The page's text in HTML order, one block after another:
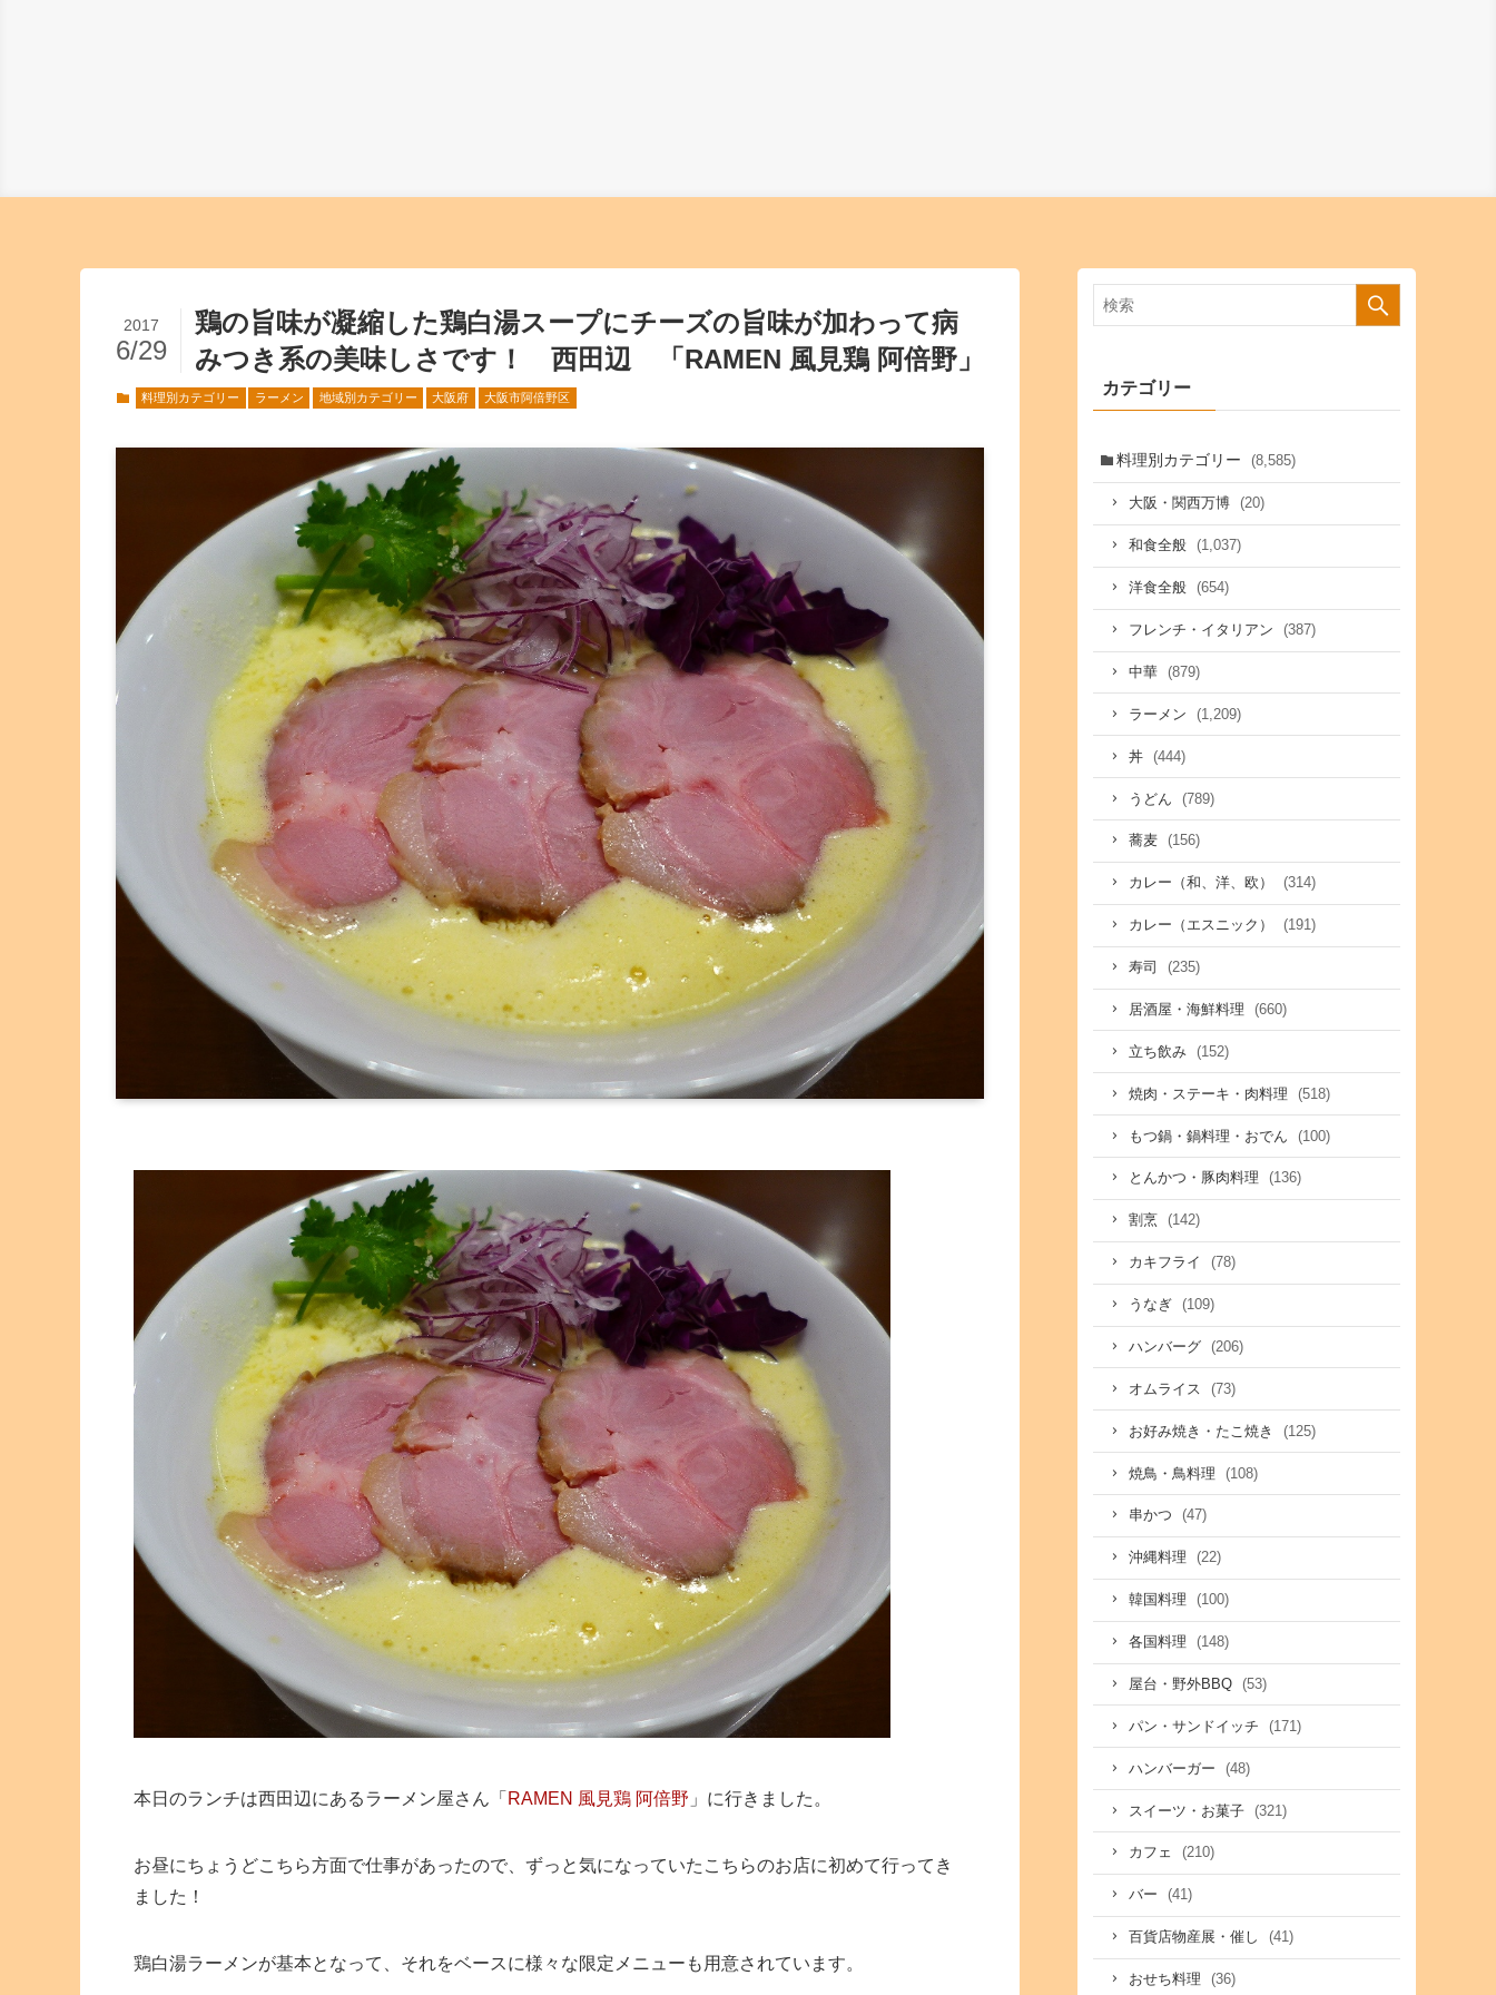
鶏の旨味が凝縮した鶏白湯スープにチーズの旨味が加わって病
みつき系の美味しさです！ 西田辺 「RAMEN 風見鶏 阿倍野」
2017
6/29
料理別カテゴリー ラーメン 地域別カテゴリー 大阪府 大阪市阿倍野区
本日のランチは西田辺にあるラーメン屋さん「 RAMEN 風見鶏 阿倍野 」に行きました。
お昼にちょうどこちら方面で仕事があったので、ずっと気になっていたこちらのお店に初めて行ってき
ました！
鶏白湯ラーメンが基本となって、それをベースに様々な限定メニューも用意されています。
カテゴリー
料理別カテゴリー (8,585)
大阪・関西万博 (20)
和食全般 (1,037)
洋食全般 (654)
フレンチ・イタリアン (387)
中華 (879)
ラーメン (1,209)
丼 (444)
うどん (789)
蕎麦 (156)
カレー（和、洋、欧） (314)
カレー（エスニック） (191)
寿司 (235)
居酒屋・海鮮料理 (660)
立ち飲み (152)
焼肉・ステーキ・肉料理 (518)
もつ鍋・鍋料理・おでん (100)
とんかつ・豚肉料理 (136)
割烹 (142)
カキフライ (78)
うなぎ (109)
ハンバーグ (206)
オムライス (73)
お好み焼き・たこ焼き (125)
焼鳥・鳥料理 (108)
串かつ (47)
沖縄料理 (22)
韓国料理 (100)
各国料理 (148)
屋台・野外BBQ (53)
パン・サンドイッチ (171)
ハンバーガー (48)
スイーツ・お菓子 (321)
カフェ (210)
バー (41)
百貨店物産展・催し (41)
おせち料理 (36)